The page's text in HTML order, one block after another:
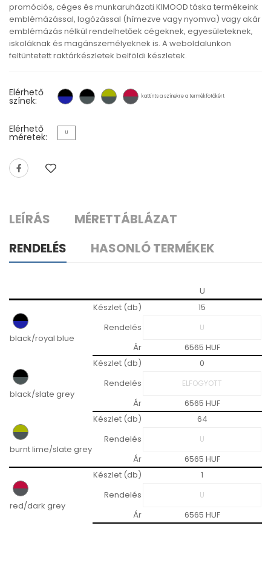
promóciós, céges és munkaruházati KIMOOD táska termékeink
emblémázással, logózással (hímezve vagy nyomva) vagy akár
emblémázás nélkül rendelhetőek cégeknek, egyesületeknek,
iskoláknak és magánszemélyeknek is. A weboldalunkon
feltüntetett raktárkészletek belföldi készletek.
Elérhető
színek: kattints a színekre a termékfotókért
Elérhető
méretek: U
LEÍRÁS
MÉRETTÁBLÁZAT
RENDELÉS
HASONLÓ TERMÉKEK
U
black/royal blue
Készlet (db)
15
Rendelés
Ár
6565 HUF
black/slate grey
Készlet (db)
0
Rendelés
Ár
6565 HUF
burnt lime/slate grey
Készlet (db)
64
Rendelés
Ár
6565 HUF
red/dark grey
Készlet (db)
1
Rendelés
Ár
6565 HUF